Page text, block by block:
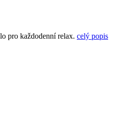
pro každodenní relax. celý popis